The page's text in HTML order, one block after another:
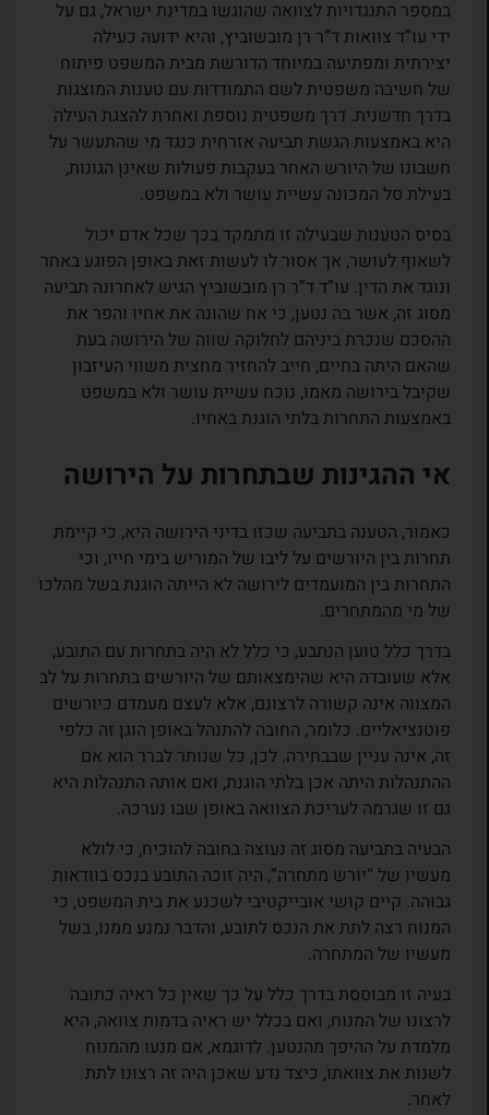
במספר התנגדויות לצוואה שהוגשו במדינת ישראל, גם על
ידי עו”ד צוואות ד”ר רן מובשוביץ, והיא ידועה כעילה
יצירתית ומפתיעה במיוחד הדורשת מבית המשפט פיתוח
של חשיבה משפטית לשם התמודדות עם טענות המוצגות
בדרך חדשנית. דרך משפטית נוספת ואחרת להצגת העילה
היא באמצעות הגשת תביעה אזרחית כנגד מי שהתעשר על
חשבונו של היורש האחר בעקבות פעולות שאינן הגונות,
בעילת סל המכונה עשיית עושר ולא במשפט.
בסיס הטענות שבעילה זו מתמקד בכך שכל אדם יכול
לשאוף לעושר, אך אסור לו לעשות זאת באופן הפוגע באחר
ונוגד את הדין. עו”ד ד”ר רן מובשוביץ הגיש לאחרונה תביעה
מסוג זה, אשר בה נטען, כי אח שהונה את אחיו והפר את
ההסכם שנכרת ביניהם לחלוקה שווה של הירושה בעת
שהאם היתה בחיים, חייב להחזיר מחצית משווי העיזבון
שקיבל בירושה מאמו, נוכח עשיית עושר ולא במשפט
באמצעות התחרות בלתי הוגנת באחיו.
אי ההגינות שבתחרות על הירושה
כאמור, הטענה בתביעה שכזו בדיני הירושה היא, כי קיימת
תחרות בין היורשים על ליבו של המוריש בימי חייו, וכי
התחרות בין המועמדים לירושה לא הייתה הוגנת בשל מהלכו
של מי מהמתחרים.
בדרך כלל טוען הנתבע, כי כלל לא היה בתחרות עם התובע,
אלא שעובדה היא שהימצאותם של היורשים בתחרות על לב
המצווה אינה קשורה לרצונם, אלא לעצם מעמדם כיורשים
פוטנציאליים. כלומר, החובה להתנהל באופן הוגן זה כלפי
זה, אינה עניין שבבחירה. לכן, כל שנותר לברר הוא אם
ההתנהלות היתה אכן בלתי הוגנת, ואם אותה התנהלות היא
גם זו שגרמה לעריכת הצוואה באופן שבו נערכה.
הבעיה בתביעה מסוג זה נעוצה בחובה להוכיח, כי לולא
מעשיו של “יורש מתחרה”, היה זוכה התובע בנכס בוודאות
גבוהה. קיים קושי אובייקטיבי לשכנע את בית המשפט, כי
המנוח רצה לתת את הנכס לתובע, והדבר נמנע ממנו, בשל
מעשיו של המתחרה.
בעיה זו מבוססת בדרך כלל על כך שאין כל ראיה כתובה
לרצונו של המנוח, ואם בכלל יש ראיה בדמות צוואה, היא
מלמדת על ההיפך מהנטען. לדוגמא, אם מנעו מהמנוח
לשנות את צוואתו, כיצד נדע שאכן היה זה רצונו לתת
לאחר.